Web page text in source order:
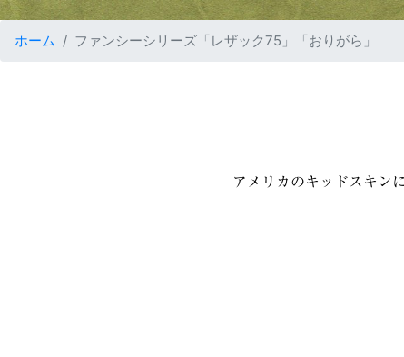
ホーム ファンシーシリーズ「レザック75」「おりがら」
アメリカのキッドスキン